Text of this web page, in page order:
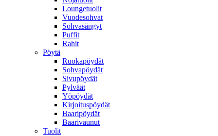
Loungetuolit
Vuodesohvat
Sohvasängyt
Puffit
Rahit
Pöytä
Ruokapöydät
Sohvapöydät
Sivupöydät
Pylväät
Yöpöydät
Kirjoituspöydät
Baaripöydät
Baarivaunut
Tuolit